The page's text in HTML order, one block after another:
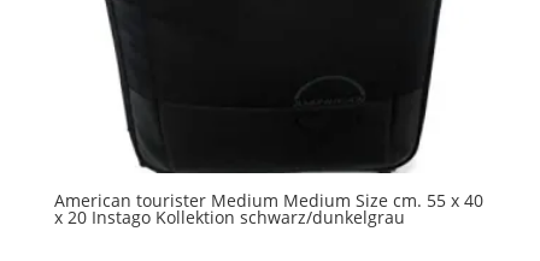
American tourister Medium Medium Size cm. 55 x 40
x 20 Instago Kollektion schwarz/dunkelgrau